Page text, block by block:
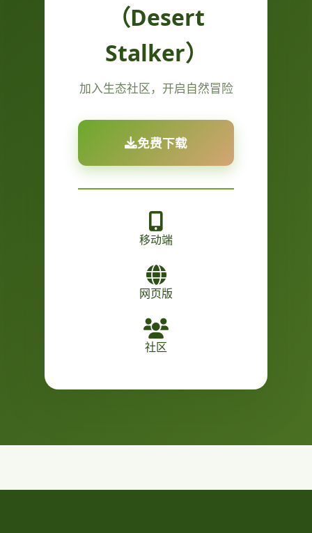
（Desert
Stalker）
加入生态社区，开启自然冒险
免费下载
移动端
网页版
社区